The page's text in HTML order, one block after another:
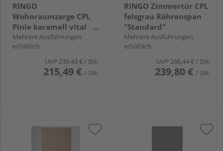
RINGO
Wohnraumzarge CPL
Pinie karamell vital
"Standard"
Mehrere Ausführungen
erhältlich
UVP 239,43 €/ Stk.
215,49 € / Stk.
RINGO Zimmertür CPL
felsgrau Röhrenspan
"Standard"
Mehrere Ausführungen
erhältlich
UVP 266,44 €/ Stk.
239,80 € / Stk.